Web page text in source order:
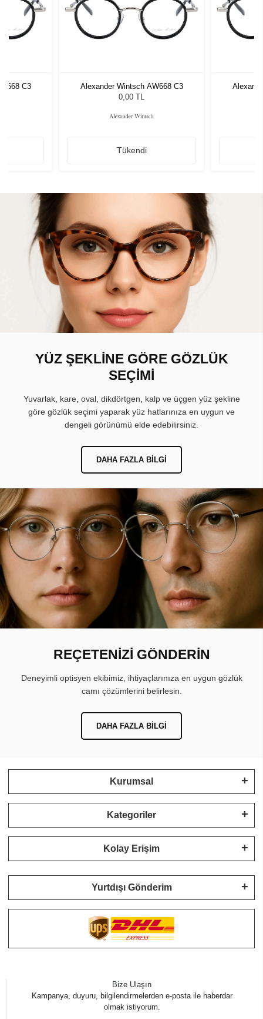
C3
Alexander Wintsch AW668 C3
0,00 TL
Tükendi
YÜZ ŞEKLİNE GÖRE GÖZLÜK
SEÇİMİ
Yuvarlak, kare, oval, dikdörtgen, kalp ve üçgen yüz şekline
göre gözlük seçimi yaparak yüz hatlarınıza en uygun ve
dengeli görünümü elde edebilirsiniz.
DAHA FAZLA BILGI
REÇETENİZİ GÖNDERİN
Deneyimli optisyen ekibimiz, ihtiyaçlarınıza en uygun gözlük
camı çözümlerini belirlesin.
DAHA FAZLA BILGI
Kurumsal
Kategoriler
Kolay Erişim
Yurtdışı Gönderim
Bize Ulaşın
Kampanya, duyuru, bilgilendirmelerden e-posta ile haberdar
olmak istiyorum.